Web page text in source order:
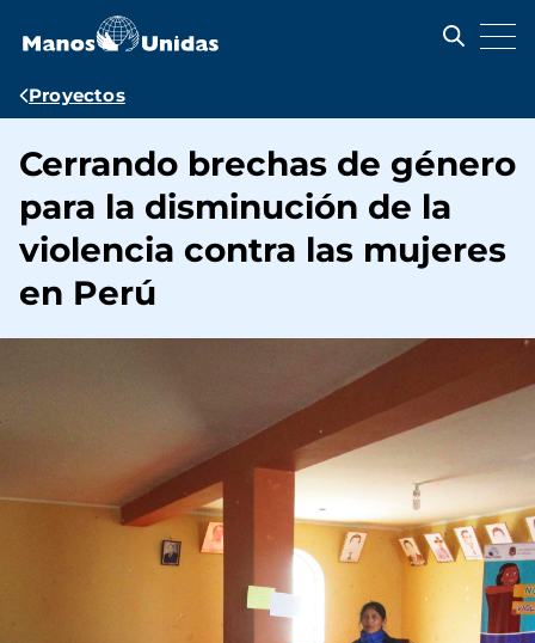
contenido
Ruta
navegación
Proyectos
Cerrando brechas de género
para la disminución de la
violencia contra las mujeres
en Perú